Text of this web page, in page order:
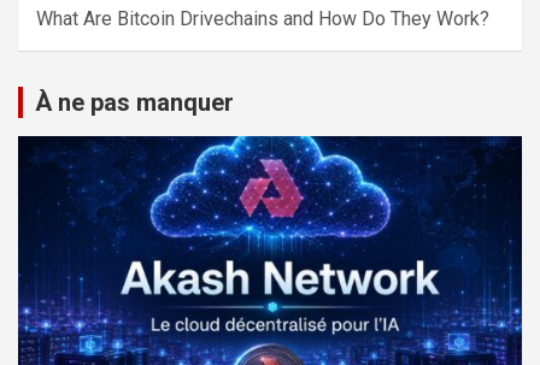
What Are Bitcoin Drivechains and How Do They Work?
À ne pas manquer